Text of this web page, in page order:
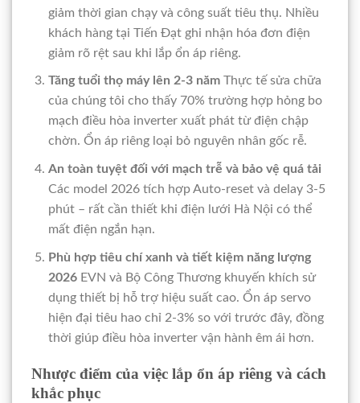
giảm thời gian chạy và công suất tiêu thụ. Nhiều
khách hàng tại Tiến Đạt ghi nhận hóa đơn điện
giảm rõ rệt sau khi lắp ổn áp riêng.
Tăng tuổi thọ máy lên 2-3 nămThực tế sửa chữa
của chúng tôi cho thấy 70% trường hợp hỏng bo
mạch điều hòa inverter xuất phát từ điện chập
chờn. Ổn áp riêng loại bỏ nguyên nhân gốc rễ.
An toàn tuyệt đối với mạch trễ và bảo vệ quá tải
Các model 2026 tích hợp Auto-reset và delay 3-5
phút – rất cần thiết khi điện lưới Hà Nội có thể
mất điện ngắn hạn.
Phù hợp tiêu chí xanh và tiết kiệm năng lượng
2026EVN và Bộ Công Thương khuyến khích sử
dụng thiết bị hỗ trợ hiệu suất cao. Ổn áp servo
hiện đại tiêu hao chỉ 2-3% so với trước đây, đồng
thời giúp điều hòa inverter vận hành êm ái hơn.
Nhược điểm của việc lắp ổn áp riêng và cách
khắc phục